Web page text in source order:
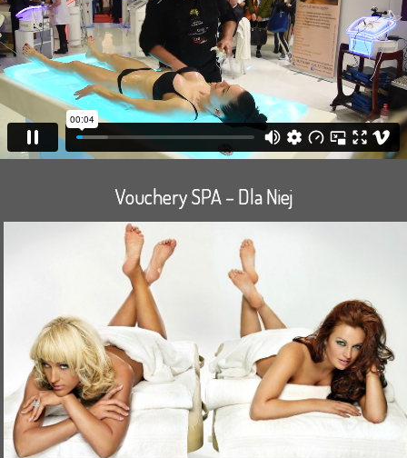
Vouchery SPA – Dla Niej